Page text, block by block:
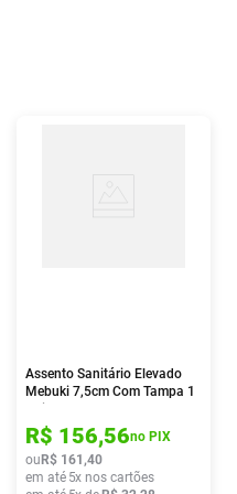
Assento Sanitário Elevado
Mebuki 7,5cm Com Tampa 1
R$ 156,56no PIX
ou R$ 161 ,40
em até 5x nos cartões